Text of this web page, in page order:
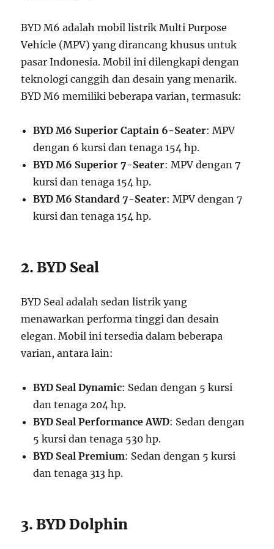
BYD M6 adalah mobil listrik Multi Purpose
Vehicle (MPV) yang dirancang khusus untuk
pasar Indonesia. Mobil ini dilengkapi dengan
teknologi canggih dan desain yang menarik.
BYD M6 memiliki beberapa varian, termasuk:
BYD M6 Superior Captain 6-Seater: MPV
dengan 6 kursi dan tenaga 154 hp.
BYD M6 Superior 7-Seater: MPV dengan 7
kursi dan tenaga 154 hp.
BYD M6 Standard 7-Seater: MPV dengan 7
kursi dan tenaga 154 hp.
2. BYD Seal
BYD Seal adalah sedan listrik yang
menawarkan performa tinggi dan desain
elegan. Mobil ini tersedia dalam beberapa
varian, antara lain:
BYD Seal Dynamic: Sedan dengan 5 kursi
dan tenaga 204 hp.
BYD Seal Performance AWD: Sedan dengan
5 kursi dan tenaga 530 hp.
BYD Seal Premium: Sedan dengan 5 kursi
dan tenaga 313 hp.
3. BYD Dolphin